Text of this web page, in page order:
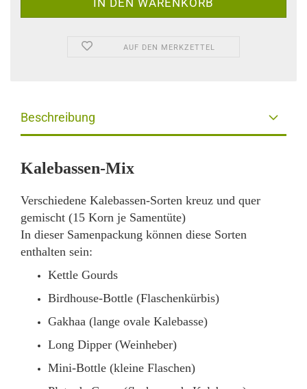
AUF DEN MERKZETTEL
Beschreibung
Kalebassen-Mix
Verschiedene Kalebassen-Sorten kreuz und quer
gemischt (15 Korn je Samentüte)
In dieser Samenpackung können diese Sorten
enthalten sein:
Kettle Gourds
Birdhouse-Bottle (Flaschenkürbis)
Gakhaa (lange ovale Kalebasse)
Long Dipper (Weinheber)
Mini-Bottle (kleine Flaschen)